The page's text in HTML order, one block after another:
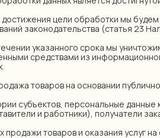
цели обработки мы
законодательства (статья 23
указанного срока мы
средствами из
товаров на основании
субъектов, персональные
и работники), получатели
продажи товаров и оказания услуг